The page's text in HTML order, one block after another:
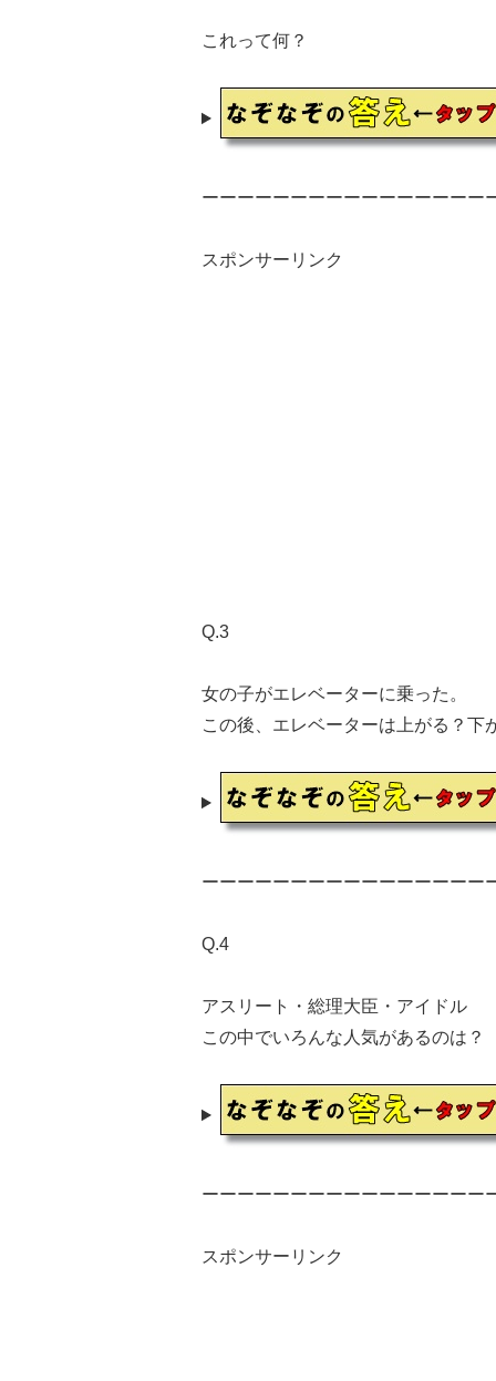
これって何？
ーーーーーーーーーーーーーーーー
スポンサーリンク
Q.3
女の子がエレベーターに乗った。
この後、エレベーターは上がる？下
ーーーーーーーーーーーーーーーー
Q.4
アスリート・総理大臣・アイドル
この中でいろんな人気があるのは？
ーーーーーーーーーーーーーーーー
スポンサーリンク